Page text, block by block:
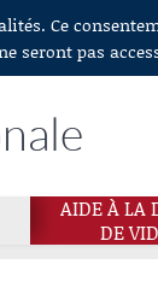
Ce
seront pas
AIDE À LA
DE